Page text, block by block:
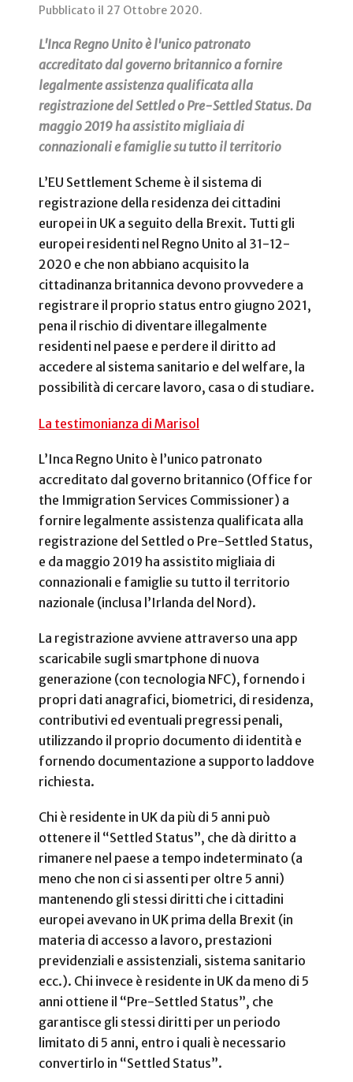
Pubblicato il 27 Ottobre 2020.
L'Inca Regno Unito è l'unico patronato
accreditato dal governo britannico a fornire
legalmente assistenza qualificata alla
registrazione del Settled o Pre-Settled Status. Da
maggio 2019 ha assistito migliaia di
connazionali e famiglie su tutto il territorio
L’EU Settlement Scheme è il sistema di
registrazione della residenza dei cittadini
europei in UK a seguito della Brexit. Tutti gli
europei residenti nel Regno Unito al 31-12-
2020 e che non abbiano acquisito la
cittadinanza britannica devono provvedere a
registrare il proprio status entro giugno 2021,
pena il rischio di diventare illegalmente
residenti nel paese e perdere il diritto ad
accedere al sistema sanitario e del welfare, la
possibilità di cercare lavoro, casa o di studiare.
La testimonianza di Marisol
L’Inca Regno Unito è l’unico patronato
accreditato dal governo britannico (Office for
the Immigration Services Commissioner) a
fornire legalmente assistenza qualificata alla
registrazione del Settled o Pre-Settled Status,
e da maggio 2019 ha assistito migliaia di
connazionali e famiglie su tutto il territorio
nazionale (inclusa l’Irlanda del Nord).
La registrazione avviene attraverso una app
scaricabile sugli smartphone di nuova
generazione (con tecnologia NFC), fornendo i
propri dati anagrafici, biometrici, di residenza,
contributivi ed eventuali pregressi penali,
utilizzando il proprio documento di identità e
fornendo documentazione a supporto laddove
richiesta.
Chi è residente in UK da più di 5 anni può
ottenere il “Settled Status”, che dà diritto a
rimanere nel paese a tempo indeterminato (a
meno che non ci si assenti per oltre 5 anni)
mantenendo gli stessi diritti che i cittadini
europei avevano in UK prima della Brexit (in
materia di accesso a lavoro, prestazioni
previdenziali e assistenziali, sistema sanitario
ecc.). Chi invece è residente in UK da meno di 5
anni ottiene il “Pre-Settled Status”, che
garantisce gli stessi diritti per un periodo
limitato di 5 anni, entro i quali è necessario
convertirlo in “Settled Status”.